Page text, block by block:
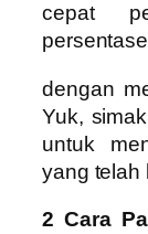
cepat
dengan
Yuk,
untuk
yang telah
2 Cara